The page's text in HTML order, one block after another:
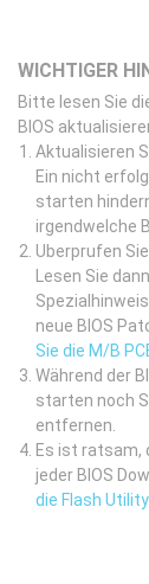
WICHTIGER
Bitte lesen Sie
BIOS
Aktualisieren
Ein nicht
starten
irgendwelche
Uberprufen
Lesen Sie
neue BIOS
Sie die M/B
Während der
starten noch
entfernen.
Es ist ratsam,
jeder BIOS
die Flash Utility